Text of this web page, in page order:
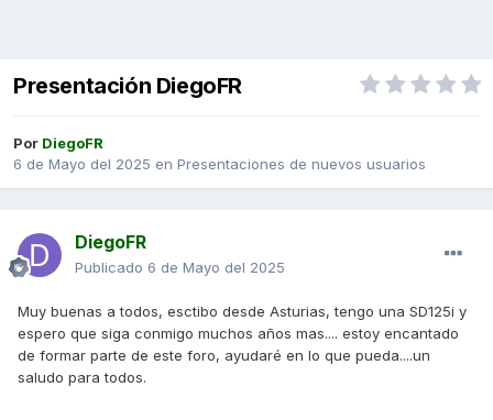
Presentación DiegoFR
Por DiegoFR
6 de Mayo del 2025 en Presentaciones de nuevos usuarios
DiegoFR
Publicado 6 de Mayo del 2025
Muy buenas a todos, esctibo desde Asturias, tengo una SD125i y
espero que siga conmigo muchos años mas.... estoy encantado
de formar parte de este foro, ayudaré en lo que pueda....un
saludo para todos.